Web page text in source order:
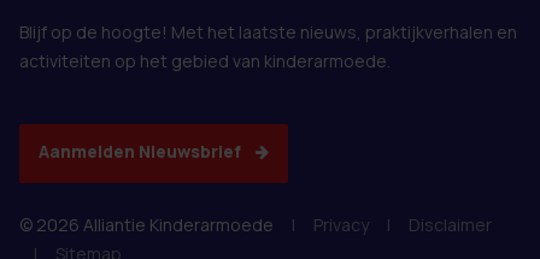
Blijf op de hoogte! Met het laatste nieuws, praktijkverhalen en
activiteiten op het gebied van kinderarmoede.
Aanmelden Nieuwsbrief
© 2026 Alliantie Kinderarmoede | Privacy |
Disclaimer
|
Sitemap